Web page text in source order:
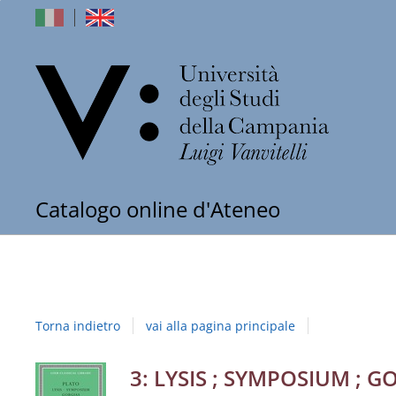
Catalogo online d'Ateneo
degli
Campania
"Luigi
Torna indietro vai alla pagina principale
Dettaglio3: LYSIS ; SYMPOSIUM ;